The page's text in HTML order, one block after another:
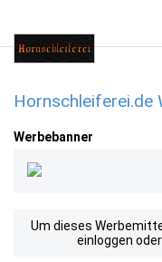
Hornschleiferei.de
Werbebanner
Um dieses
einloggen